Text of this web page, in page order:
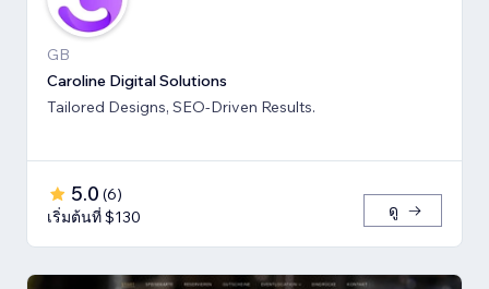
GB
Caroline Digital Solutions
Tailored Designs, SEO-Driven Results.
5.0 (6)
เริ่มต้นที่ $130
ดู